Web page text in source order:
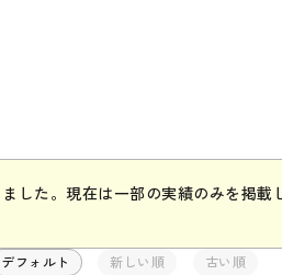
した。現在は一部の実績のみを掲
デフォルト 新しい順 古い順